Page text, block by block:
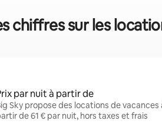
chiffres sur les
par nuit à partir de
Sky propose des locations de vacances
de 61 € par nuit, hors taxes et frais